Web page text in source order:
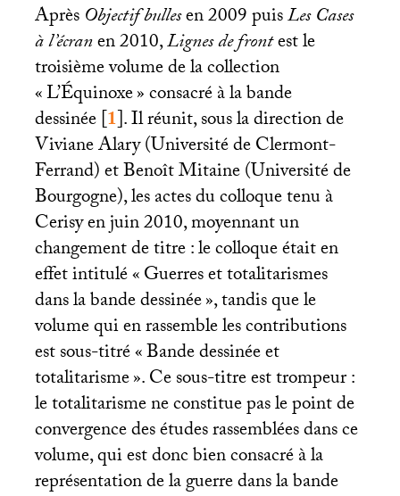
AprèsObjectif bullesen 2009 puisLes Cases
à l’écranen 2010,Lignes de frontest le
troisième volume de la collection
«L’Équinoxe» consacré à la bande
dessinée[1]. Il réunit, sous la direction de
Viviane Alary (Université de Clermont-
Ferrand) et Benoît Mitaine (Université de
Bourgogne), les actes du colloque tenu à
Cerisy en juin 2010, moyennant un
changement de titre : le colloque était en
effet intitulé «Guerres et totalitarismes
dans la bande dessinée», tandis que le
volume qui en rassemble les contributions
est sous-titré «Bande dessinée et
totalitarisme». Ce sous-titre est trompeur :
le totalitarisme ne constitue pas le point de
convergence des études rassemblées dans ce
volume, qui est donc bien consacré à la
représentation de la guerre dans la bande